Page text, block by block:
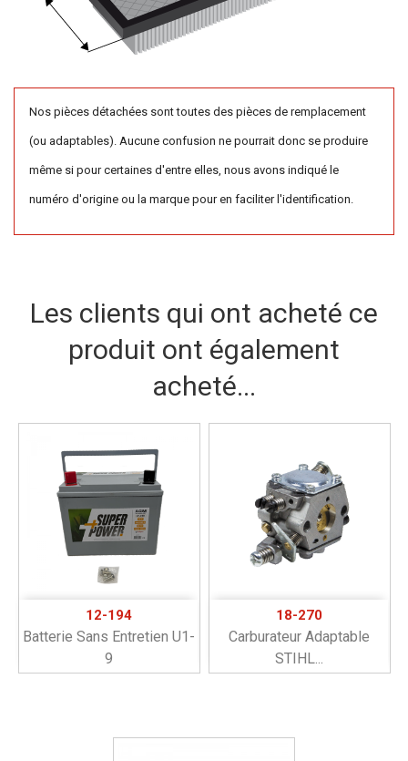
Nos pièces détachées sont toutes des pièces de remplacement
(ou adaptables). Aucune confusion ne pourrait donc se produire
même si pour certaines d'entre elles, nous avons indiqué le
numéro d'origine ou la marque pour en faciliter l'identification.
Les clients qui ont acheté ce
produit ont également
acheté...
12-194
Batterie Sans Entretien U1-
9
18-270
Carburateur Adaptable
STIHL...